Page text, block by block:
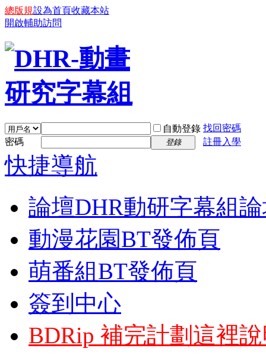
總版規設為首頁收藏本站
開啟輔助訪問
自動登錄 找回密碼
密碼
登錄 註冊入學
快捷導航
論壇DHR動研字幕組
動漫花園BT發佈頁
萌番組BT發佈頁
簽到中心
BDRip 補完計劃 這裡